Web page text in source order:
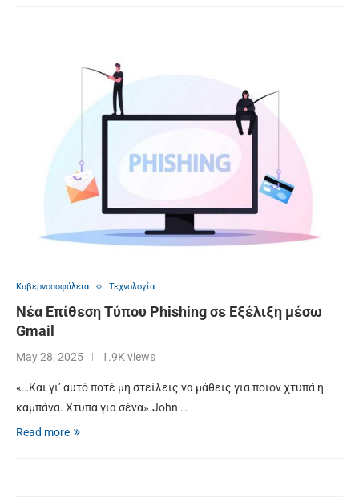
Κυβερνοασφάλεια Τεχνολογία
Νέα Επίθεση Τύπου Phishing σε Εξέλιξη μέσω
Gmail
May 28, 2025 1.9K views
«…Και γι’ αυτό ποτέ μη στείλεις να μάθεις για ποιον χτυπά η
καμπάνα. Χτυπά για σένα».John …
Read more